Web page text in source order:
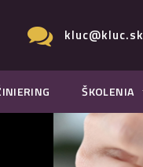
kluc@kluc.sk
ŠKOLENIA